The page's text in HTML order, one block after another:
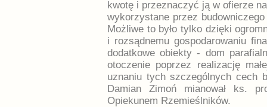
kwotę i przeznaczyć ją w ofierze
wykorzystane przez
Możliwe to było tylko dzięki
i rozsądnemu gospodarowaniu
dodatkowe obiekty - dom
otoczenie poprzez realizację
uznaniu tych szczególnych cech
Damian Zimoń mianował ks.
Opiekunem Rzemieślników.